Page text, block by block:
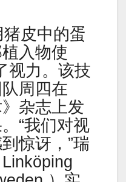
皮中的蛋
入物使
视力。该技
周四在
》杂志上发
“我们对视
惊讶，”瑞